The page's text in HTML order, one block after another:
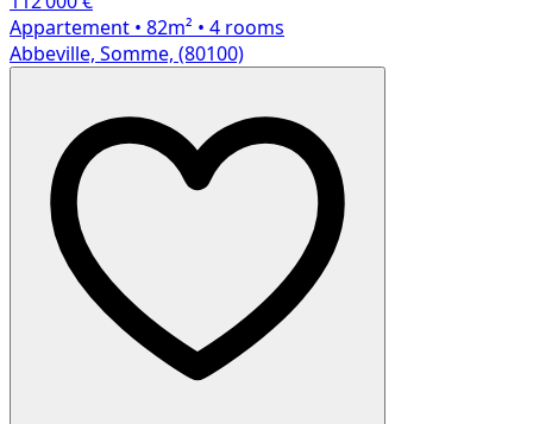
Appartement • 82m² • 4 rooms
Abbeville, Somme, (80100)